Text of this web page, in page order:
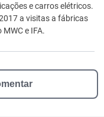
e carros elétricos.
a visitas a fábricas
e IFA.